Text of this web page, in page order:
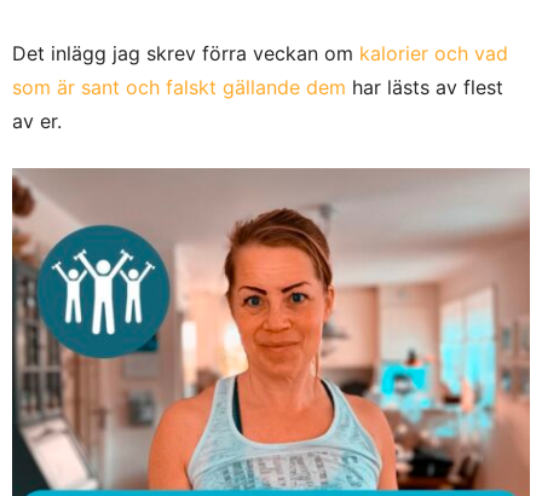
Det inlägg jag skrev förra veckan om kalorier och vad
som är sant och falskt gällande dem har lästs av flest
av er.